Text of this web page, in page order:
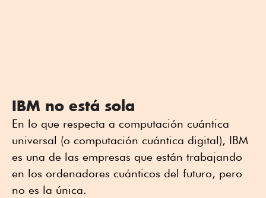
IBM no está sola
En lo que respecta a computación cuántica
universal (o computación cuántica digital), IBM
es una de las empresas que están trabajando
en los ordenadores cuánticos del futuro, pero
no es la única.